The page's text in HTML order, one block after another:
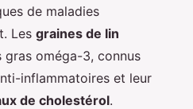
de maladies
Les graines de lin
oméga-3, connus
inflammatoires et leur
de cholestérol.